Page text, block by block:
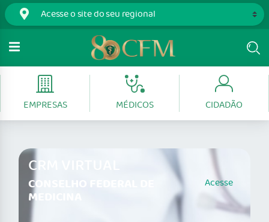
EMPRESAS MÉDICOS CIDADÃO
CRM VIRTUAL
CONSELHO FEDERAL DE
MEDICINA
Acesse